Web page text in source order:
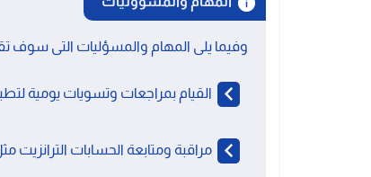
وفيما يلى المهام والمسؤليات التى سوف
القيام بمراجعات وتسويات يومية
مراقبة ومتابعة الحسابات الترانزيت